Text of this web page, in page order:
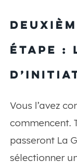
ÉTAPE :
Vous l’avez
commencent.
passeront La
sélectionner